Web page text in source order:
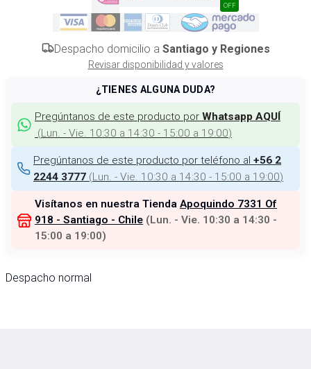
OFF
Despacho domicilio a Santiago y Regiones
Revisar disponibilidad y valores
¿TIENES ALGUNA DUDA?
Pregúntanos de este producto por Whatsapp AQUÍ
(Lun. - Vie. 10:30 a 14:30 - 15:00 a 19:00)
Pregúntanos de este producto por teléfono al +56 2
2244 3777 (Lun. - Vie. 10:30 a 14:30 - 15:00 a 19:00)
Visítanos en nuestra Tienda Apoquindo 7331 Of
918 - Santiago - Chile (Lun. - Vie. 10:30 a 14:30 -
15:00 a 19:00)
Despacho normal